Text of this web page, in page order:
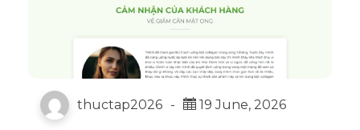
thuctap2026 - 19 June, 2026